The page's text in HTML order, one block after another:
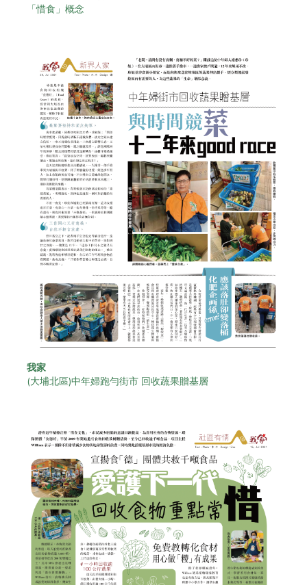
「惜食」概念
我家
(大埔北區)中年婦跑勻街市 回收蔬果贈基層